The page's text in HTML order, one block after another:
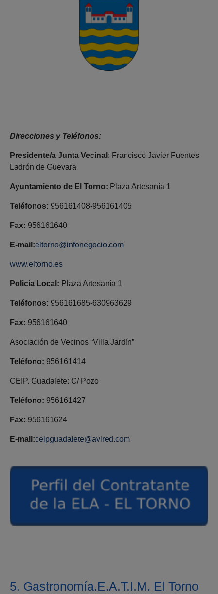
Direcciones y Teléfonos:
Presidente/a Junta Vecinal: Francisco Javier Fuentes
Ladrón de Guevara
Ayuntamiento de El Torno: Plaza Artesanía 1
Teléfonos: 956161408-956161405
Fax: 956161640
E-mail:eltorno@infonegocio.com
www.eltorno.es
Policía Local: Plaza Artesanía 1
Teléfonos: 956161685-630963629
Fax: 956161640
Asociación de Vecinos “Villa Jardín”
Teléfono: 956161414
CEIP. Guadalete: C/ Pozo
Teléfono: 956161427
Fax: 956161624
E-mail:ceipguadalete@avired.com
5. Gastronomía.E.A.T.I.M. El Torno